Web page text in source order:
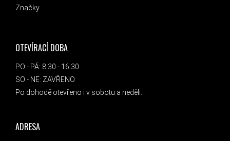
Značky
OTEVÍRACÍ DOBA
PO - PÁ: 8:30 - 16:30
SO - NE: ZAVŘENO
Po dohodě otevřeno i v sobotu a neděli.
ADRESA